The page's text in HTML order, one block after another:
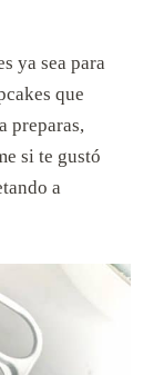
ya sea para
que
preparas,
si te gustó
a